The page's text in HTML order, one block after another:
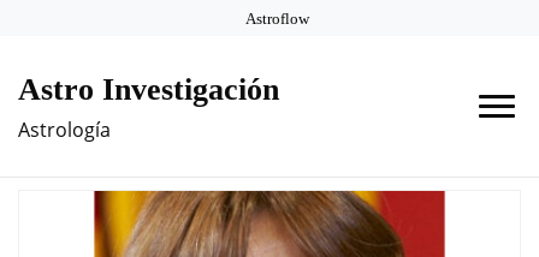
Astroflow
Astro Investigación
Astrología